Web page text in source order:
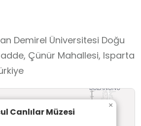
bünyesindeki
sağlayacak şekilde
sayesinde ilkokul ve
öğrenciler, sucul canlılar
olacak, yaşamları
bulunacaklardır.
korunmaları ve
Demirel Üniversitesi Doğu
Çünür Mahallesi, Isparta
Canlılar Müzesi
×